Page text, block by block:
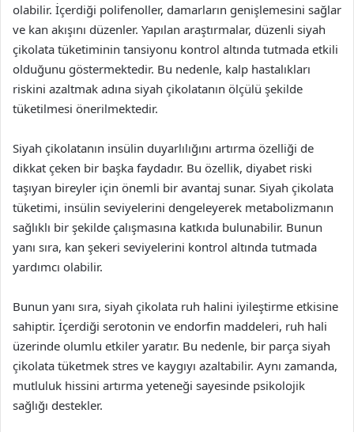
olabilir. İçerdiği polifenoller, damarların genişlemesini sağlar
ve kan akışını düzenler. Yapılan araştırmalar, düzenli siyah
çikolata tüketiminin tansiyonu kontrol altında tutmada etkili
olduğunu göstermektedir. Bu nedenle, kalp hastalıkları
riskini azaltmak adına siyah çikolatanın ölçülü şekilde
tüketilmesi önerilmektedir.
Siyah çikolatanın insülin duyarlılığını artırma özelliği de
dikkat çeken bir başka faydadır. Bu özellik, diyabet riski
taşıyan bireyler için önemli bir avantaj sunar. Siyah çikolata
tüketimi, insülin seviyelerini dengeleyerek metabolizmanın
sağlıklı bir şekilde çalışmasına katkıda bulunabilir. Bunun
yanı sıra, kan şekeri seviyelerini kontrol altında tutmada
yardımcı olabilir.
Bunun yanı sıra, siyah çikolata ruh halini iyileştirme etkisine
sahiptir. İçerdiği serotonin ve endorfin maddeleri, ruh hali
üzerinde olumlu etkiler yaratır. Bu nedenle, bir parça siyah
çikolata tüketmek stres ve kaygıyı azaltabilir. Aynı zamanda,
mutluluk hissini artırma yeteneği sayesinde psikolojik
sağlığı destekler.